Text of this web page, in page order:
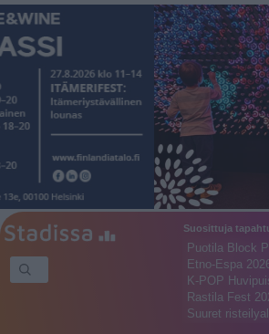
Suosittuja
Puotila Block
Etno-Espa
K-POP
Rastila Fest
Suuret